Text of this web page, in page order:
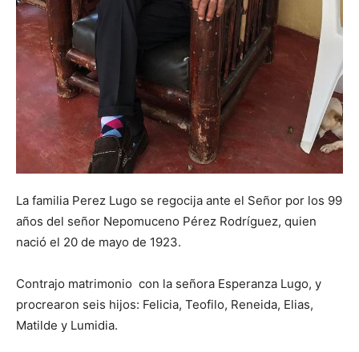
La familia Perez Lugo se regocija ante el Señor por los 99
años del señor Nepomuceno Pérez Rodríguez, quien
nació el 20 de mayo de 1923.
Contrajo matrimonio con la señora Esperanza Lugo, y
procrearon seis hijos: Felicia, Teofilo, Reneida, Elias,
Matilde y Lumidia.